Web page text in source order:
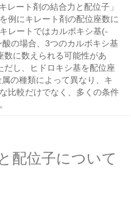
レート剤の結合力と配位子」
例にキレート剤の配位座数に
レートではカルボキシ基(-
の場合、3つのカルボキシ基
数に数えられる可能性があ
だし、ヒドロキシ基を配位座
の種類によって異なり、キ
比較だけでなく、多くの条件
配位子について